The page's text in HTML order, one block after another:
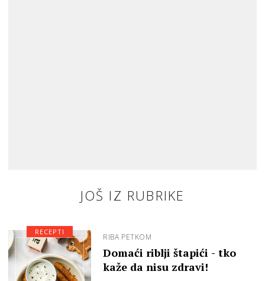
JOŠ IZ RUBRIKE
RIBA PETKOM
Domaći riblji štapići - tko
kaže da nisu zdravi!
RECEPTI